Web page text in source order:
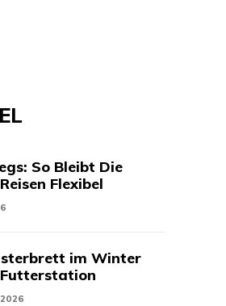
So Bleibt Die
Flexibel
im Winter
2026